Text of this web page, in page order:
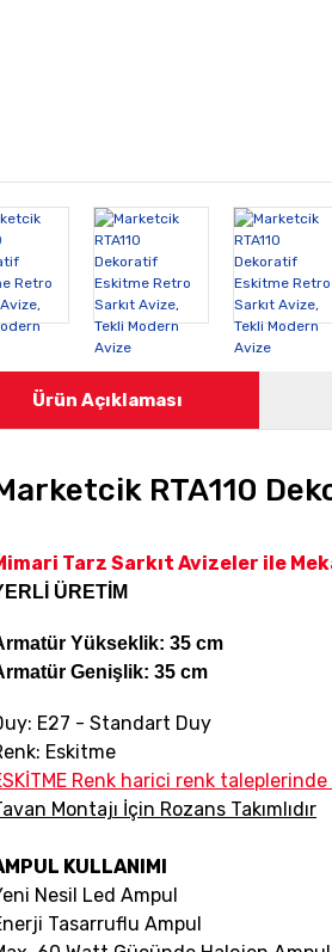
Ürün Açıklaması
RTA110
Tarz Sarkıt Avizeler ile
ÜRETİM
Yükseklik: 35 cm
Genişlik: 35 cm
E27 - Standart Duy
Eskitme
Renk harici renk
Montajı İçin Rozans Takımlıdır
KULLANIMI
Nesil Led Ampul
Tasarruflu Ampul